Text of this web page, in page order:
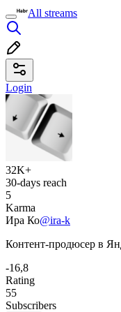
All streams
Login
32K+
30-days reach
5
Karma
Ира Ко@ira-k
Контент-продюсер в
-16,8
Rating
55
Subscribers